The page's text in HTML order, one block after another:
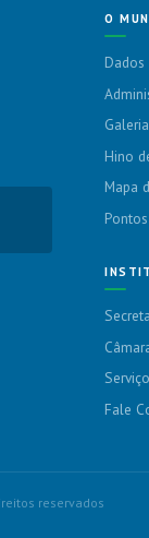
O
Hino
Mapa
Fale
reservados